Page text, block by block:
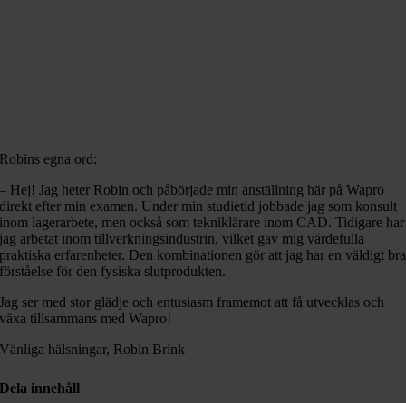
Robins egna ord:
– Hej! Jag heter Robin och påbörjade min anställning här på Wapro
direkt efter min examen. Under min studietid jobbade jag som konsult
inom lagerarbete, men också som tekniklärare inom CAD. Tidigare har
jag arbetat inom tillverkningsindustrin, vilket gav mig värdefulla
praktiska erfarenheter. Den kombinationen gör att jag har en väldigt bra
förståelse för den fysiska slutprodukten.
Jag ser med stor glädje och entusiasm framemot att få utvecklas och
växa tillsammans med Wapro!
Vänliga hälsningar, Robin Brink
Dela innehåll